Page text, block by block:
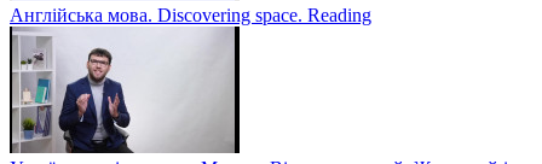
Англійська мова. Discovering space. Reading